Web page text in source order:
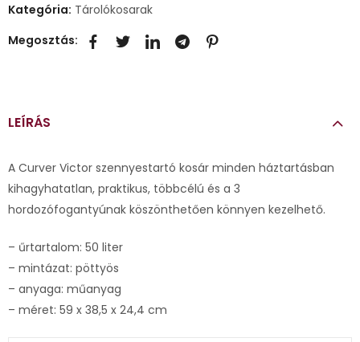
Kategória: Tárolókosarak
Megosztás:
LEÍRÁS
A Curver Victor szennyestartó kosár minden háztartásban
kihagyhatatlan, praktikus, többcélú és a 3
hordozófogantyúnak köszönthetően könnyen kezelhető.
– űrtartalom: 50 liter
– mintázat: pöttyös
– anyaga: műanyag
– méret: 59 x 38,5 x 24,4 cm